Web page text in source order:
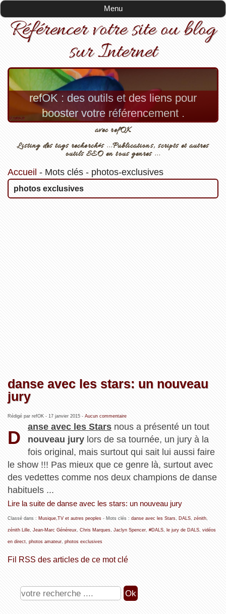
Menu
Référencer votre site ou blog
sur Internet
refOK : des outils et des liens pour
booster votre référencement .
avec refOK
Listing des tags recherchés ...Publications, scripts et autres
outils SEO en tous genres ...
Accueil - Mots clés- photos-exclusives
photos exclusives
danse avec les stars: un nouveau
jury
Rédigé par refOK - 17 janvier 2015- Aucun commentaire
D
anse avec les Stars nous a présenté un tout
nouveau jury lors de sa tournée, un jury à la
fois original, mais surtout qui sait lui aussi faire
le show !!! Pas mieux que ce genre là, surtout avec
des vedettes comme nos deux champions de danse
habituels ...
Lire la suite de danse avec les stars: un nouveau jury
Classé dans : Musique,TV et autres peoples- Mots clés : danse avec les Stars, DALS, zénith,
zénith Lille, Jean-Marc Généreux, Chris Marques, Jaclyn Spencer, #DALS, le jury de DALS, vidéos
en direct, photos amateur, photos exclusives
Fil RSS des articles de ce mot clé